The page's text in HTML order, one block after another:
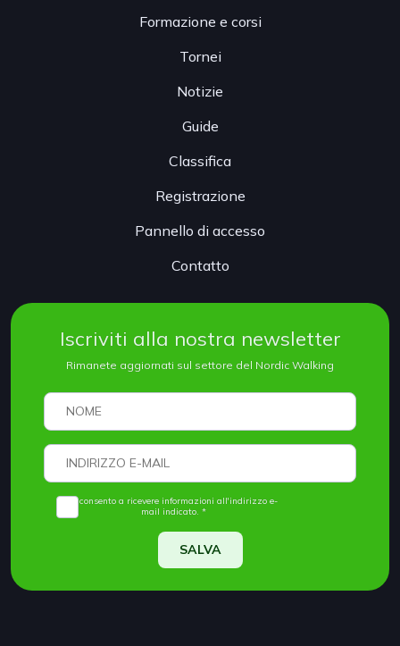
Formazione e corsi
Tornei
Notizie
Guide
Classifica
Registrazione
Pannello di accesso
Contatto
Iscriviti alla nostra newsletter
Rimanete aggiornati sul settore del Nordic Walking
Acconsento a ricevere informazioni all'indirizzo e-
mail indicato. *
SALVA